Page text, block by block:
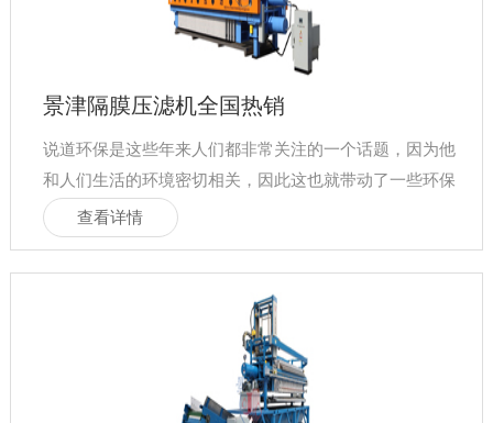
景津隔膜压滤机全国热销
说道环保是这些年来人们都非常关注的一个话题，因为他
和人们生活的环境密切相关，因此这也就带动了一些环保
设备的发展，其中具有代表
查看详情